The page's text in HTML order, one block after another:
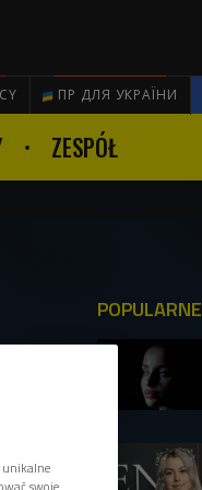
ПР ДЛЯ УКРАЇНИ
ZESPÓŁ
POPULARNE
swoje